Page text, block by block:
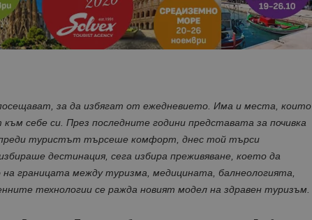
за да избягат от ежедневието. Има и места, които
себе си. През последните години представата за почивка
преди туристът търсеше комфорт, днес той търси
дестинация, сега избира преживяване, което да
границата между туризма, медицината, балнеологията,
технологии се ражда новият модел на здравен туризъм.